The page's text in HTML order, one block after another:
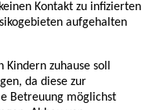
Kontakt zu infizierten
aufgehalten
zuhause soll
da diese zur
Betreuung möglichst